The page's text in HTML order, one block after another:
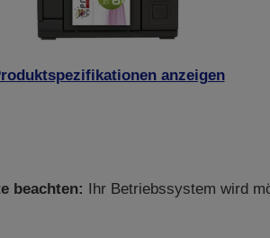
anzeigen
beachten:
Ihr Betriebssystem wird